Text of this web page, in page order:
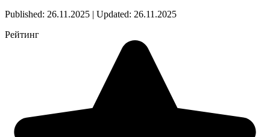
Published: 26.11.2025 | Updated: 26.11.2025
Рейтинг